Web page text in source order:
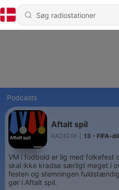
Podcasts
Aftalt spil
RADIO IIII 13 - FIFA-
VM i fodbold er lig med folkefest
skal ikke kradse særligt meget i
festen og stemningen
gør i Aftalt spil.